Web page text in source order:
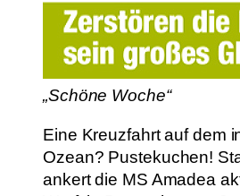
„Schöne Woche“
Eine Kreuzfahrt auf dem
Ozean? Pustekuchen!
ankert die MS Amadea